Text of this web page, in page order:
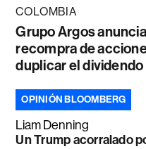
COLOMBIA
Grupo Argos
recompra de
duplicar el dividendo
OPINIÓN BLOOMBERG
Liam Denning
Un Trump acorralado